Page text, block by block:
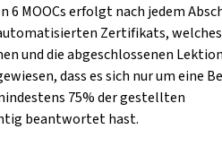
6 MOOCs erfolgt nach jedem
Zertifikats,
und die abgeschlossenen
dass es sich nur um eine
75% der gestellten
beantwortet hast.